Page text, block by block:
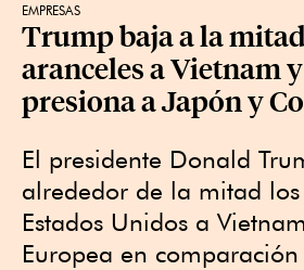
EMPRESAS
Trump baja a la
aranceles a Vietnam
presiona a Japón y
El presidente Donald
alrededor de la mitad
Estados Unidos a
Europea en